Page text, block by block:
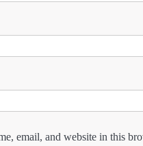
email, and website in this